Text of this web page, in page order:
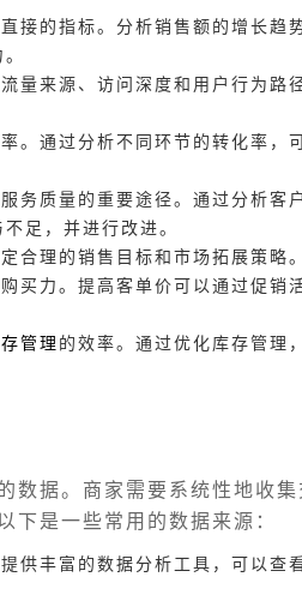
接的指标。分析销售额的增长趋
量来源、访问深度和用户行为路
。通过分析不同环节的转化率，
务质量的重要途径。通过分析客
足，并进行改进。
合理的销售目标和市场拓展策略。
买力。提高客单价可以通过促销
管理 的效率。通过优化库存管理
数据。商家需要系统性地收集
下是一些常用的数据来源：
供丰富的数据分析工具，可以查